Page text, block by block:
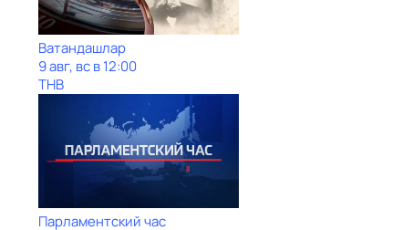
Ватандашлар
9 авг, вс в 12:00
ТНВ
Парламентский час